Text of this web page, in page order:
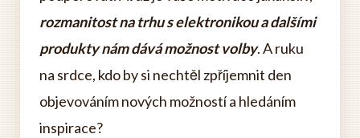
rozmanitost na trhu s elektronikou a dalšími
produkty nám dává možnost volby. A ruku
na srdce, kdo by si nechtěl zpříjemnit den
objevováním nových možností a hledáním
inspirace?